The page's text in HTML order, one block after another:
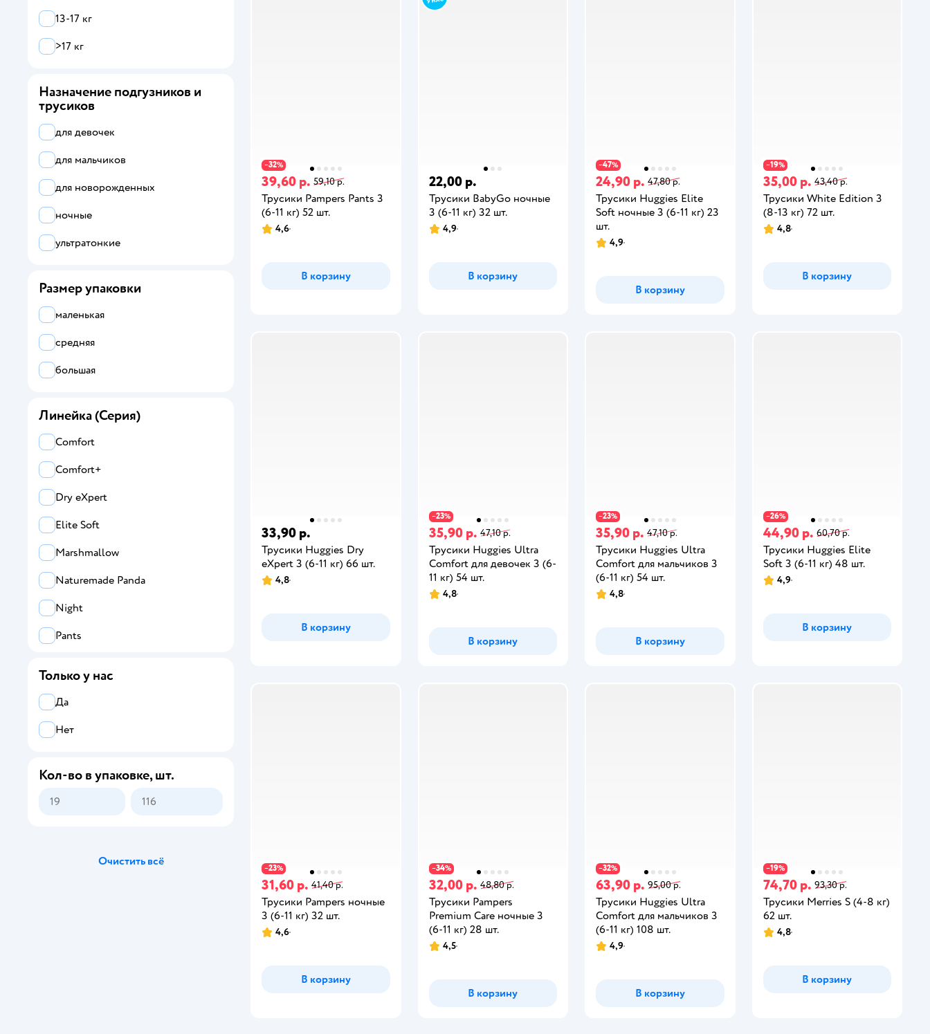
−32%
39,60 р. 59,10 р.
Трусики Pampers Pants 3
(6-11 кг) 52 шт.
4,6
В корзину
22,00 р.
Трусики BabyGo ночные
3 (6-11 кг) 32 шт.
4,9
В корзину
−47%
24,90 р. 47,80 р.
Трусики Huggies Elite
Soft ночные 3 (6-11 кг) 23
шт.
4,9
В корзину
−19%
35,00 р. 43,40 р.
Трусики White Edition 3
(8-13 кг) 72 шт.
4,8
В корзину
33,90 р.
Трусики Huggies Dry
eXpert 3 (6-11 кг) 66 шт.
4,8
В корзину
−23%
35,90 р. 47,10 р.
Трусики Huggies Ultra
Comfort для девочек 3 (6-
11 кг) 54 шт.
4,8
В корзину
−23%
35,90 р. 47,10 р.
Трусики Huggies Ultra
Comfort для мальчиков 3
(6-11 кг) 54 шт.
4,8
В корзину
−26%
44,90 р. 60,70 р.
Трусики Huggies Elite
Soft 3 (6-11 кг) 48 шт.
4,9
В корзину
−23%
31,60 р. 41,40 р.
Трусики Pampers ночные
3 (6-11 кг) 32 шт.
4,6
В корзину
−34%
32,00 р. 48,80 р.
Трусики Pampers
Premium Care ночные 3
(6-11 кг) 28 шт.
4,5
В корзину
−32%
63,90 р. 95,00 р.
Трусики Huggies Ultra
Comfort для мальчиков 3
(6-11 кг) 108 шт.
4,9
В корзину
−19%
74,70 р. 93,30 р.
Трусики Merries S (4-8 кг)
62 шт.
4,8
В корзину
13-17 кг
>17 кг
Назначение подгузников и
трусиков
для девочек
для мальчиков
для новорожденных
ночные
ультратонкие
Размер упаковки
маленькая
средняя
большая
Линейка (Серия)
Comfort
Comfort+
Dry eXpert
Elite Soft
Marshmallow
Naturemade Panda
Night
Pants
Только у нас
Да
Нет
Кол-во в упаковке, шт.
Очистить всё